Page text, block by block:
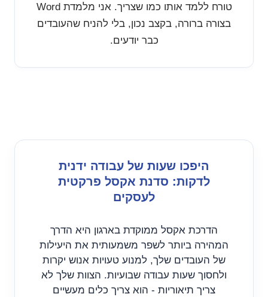
טורח ללמד אותו כמו שצריך. אני מלמדת Word
בצורה ברורה, בקצב נכון, בלי להניח שהעובדים
כבר יודעים.
היפכו שעות של עבודה ידנית
לדקות: סדנת אקסל פרקטית
לעסקים
הדרכת אקסל ממוקדת בארגון היא הדרך
המהירה ביותר לשפר משמעותית את היעילות
של העובדים שלך, למנוע טעויות אנוש יקרות
ולחסוך שעות עבודה שבועיות. הצוות שלך לא
צריך תיאוריות - הוא צריך כלים מעשיים